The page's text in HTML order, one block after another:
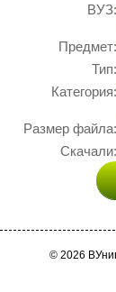
ВУЗ:
Предмет:
Тип:
Категория:
Размер файла:
Скачали:
© 2026